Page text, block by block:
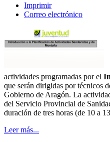
Imprimir
Correo electrónico
actividades programadas por el
que serán dirigidas por técnicos
Gobierno de Aragón. La
del Servicio Provincial de
duración de tres horas (de 10 a
Leer más...